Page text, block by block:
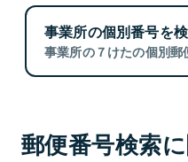
事業所の個別番号を
事業所の７けたの個別郵
郵便番号検索